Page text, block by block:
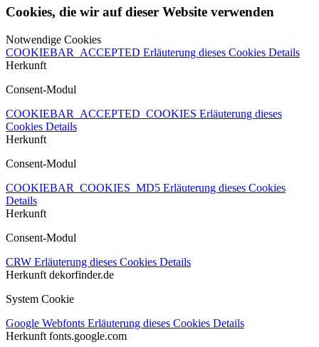
Cookies, die wir auf dieser Website verwenden
Notwendige Cookies
COOKIEBAR_ACCEPTED Erläuterung dieses Cookies Details
Herkunft
Consent-Modul
COOKIEBAR_ACCEPTED_COOKIES Erläuterung dieses
Cookies Details
Herkunft
Consent-Modul
COOKIEBAR_COOKIES_MD5 Erläuterung dieses Cookies
Details
Herkunft
Consent-Modul
CRW Erläuterung dieses Cookies Details
Herkunft dekorfinder.de
System Cookie
Google Webfonts Erläuterung dieses Cookies Details
Herkunft fonts.google.com